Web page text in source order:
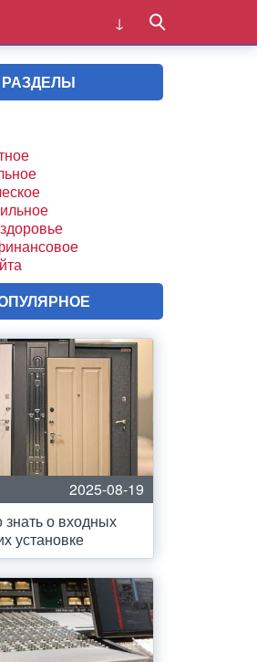
РАЗДЕЛЫ
2025-08-19
знать о входных
установке